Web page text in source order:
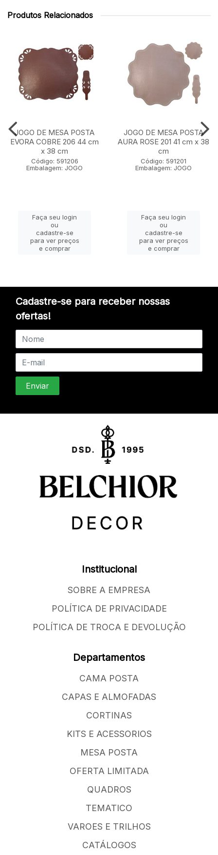
Produtos Relacionados
JOGO DE MESA POSTA
EVORA COBRE 206 44 cm
x 38 cm
Código: 591206
Embalagem: JOGO
Faça seu login
ou
cadastre-se
para ver preços
e comprar
JOGO DE MESA POSTA
AURA ROSE 201 41 cm x 38
cm
Código: 591201
Embalagem: JOGO
Faça seu login
ou
cadastre-se
para ver preços
e comprar
Cadastre-se para receber nossas
ofertas!
Institucional
SOBRE A EMPRESA
POLÍTICA DE PRIVACIDADE
POLÍTICA DE TROCA E DEVOLUÇÃO
Departamentos
CAMA POSTA
CAPAS E ALMOFADAS
CORTINAS
KITS E ACESSORIOS
MESA POSTA
OFERTA LIMITADA
QUADROS
TEMATICO
VAROES E TRILHOS
CATÁLOGOS